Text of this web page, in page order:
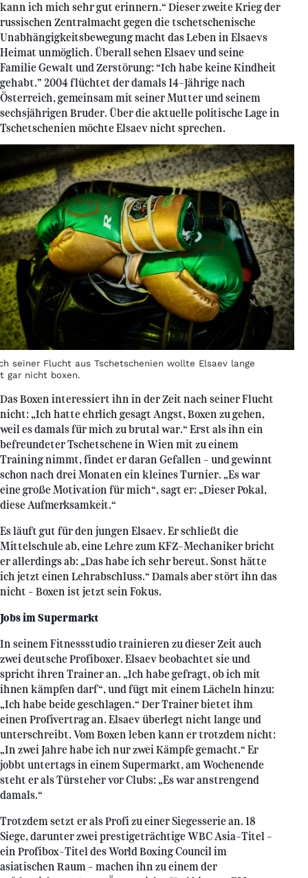
kann ich mich sehr gut erinnern.“ Dieser zweite Krieg der
russischen Zentralmacht gegen die tschetschenische
Unabhängigkeitsbewegung macht das Leben in Elsaevs
Heimat unmöglich. Überall sehen Elsaev und seine
Familie Gewalt und Zerstörung: “Ich habe keine Kindheit
gehabt.” 2004 flüchtet der damals 14-Jährige nach
Österreich, gemeinsam mit seiner Mutter und seinem
sechsjährigen Bruder. Über die aktuelle politische Lage in
Tschetschenien möchte Elsaev nicht sprechen.
seiner Flucht aus Tschetschenien wollte Elsaev lange
gar nicht boxen.
Das Boxen interessiert ihn in der Zeit nach seiner Flucht
nicht: „Ich hatte ehrlich gesagt Angst, Boxen zu gehen,
weil es damals für mich zu brutal war.“ Erst als ihn ein
befreundeter Tschetschene in Wien mit zu einem
Training nimmt, findet er daran Gefallen – und gewinnt
schon nach drei Monaten ein kleines Turnier. „Es war
eine große Motivation für mich“, sagt er: „Dieser Pokal,
diese Aufmerksamkeit.“
Es läuft gut für den jungen Elsaev. Er schließt die
Mittelschule ab, eine Lehre zum KFZ-Mechaniker bricht
er allerdings ab: „Das habe ich sehr bereut. Sonst hätte
ich jetzt einen Lehrabschluss.“ Damals aber stört ihn das
nicht – Boxen ist jetzt sein Fokus.
Jobs im Supermarkt
In seinem Fitnessstudio trainieren zu dieser Zeit auch
zwei deutsche Profiboxer. Elsaev beobachtet sie und
spricht ihren Trainer an. „Ich habe gefragt, ob ich mit
ihnen kämpfen darf“, und fügt mit einem Lächeln hinzu:
„Ich habe beide geschlagen.“ Der Trainer bietet ihm
einen Profivertrag an. Elsaev überlegt nicht lange und
unterschreibt. Vom Boxen leben kann er trotzdem nicht:
„In zwei Jahre habe ich nur zwei Kämpfe gemacht.“ Er
jobbt untertags in einem Supermarkt, am Wochenende
steht er als Türsteher vor Clubs: „Es war anstrengend
damals.“
Trotzdem setzt er als Profi zu einer Siegesserie an. 18
Siege, darunter zwei prestigeträchtige WBC Asia-Titel –
ein Profibox-Titel des World Boxing Council im
asiatischen Raum – machen ihn zu einem der